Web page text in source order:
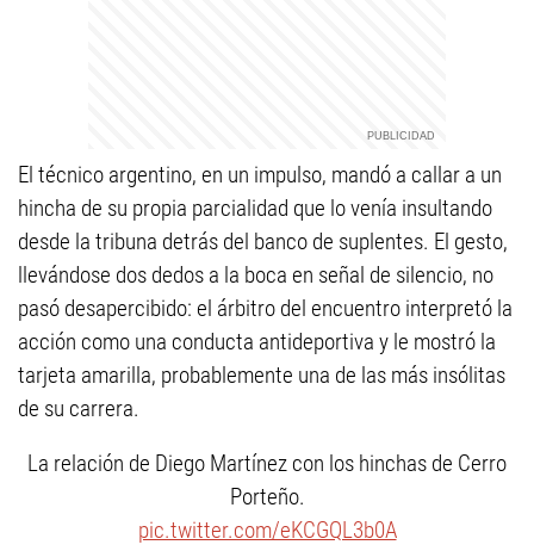
El técnico argentino, en un impulso, mandó a callar a un
hincha de su propia parcialidad que lo venía insultando
desde la tribuna detrás del banco de suplentes. El gesto,
llevándose dos dedos a la boca en señal de silencio, no
pasó desapercibido: el árbitro del encuentro interpretó la
acción como una conducta antideportiva y le mostró la
tarjeta amarilla, probablemente una de las más insólitas
de su carrera.
La relación de Diego Martínez con los hinchas de Cerro
Porteño.
pic.twitter.com/eKCGQL3b0A